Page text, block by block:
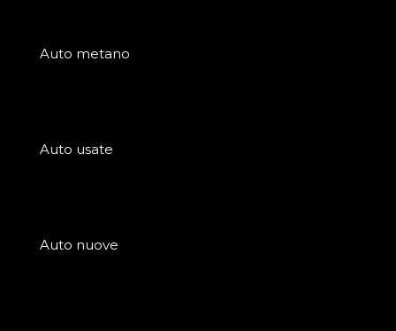
Auto metano
Auto usate
Auto nuove